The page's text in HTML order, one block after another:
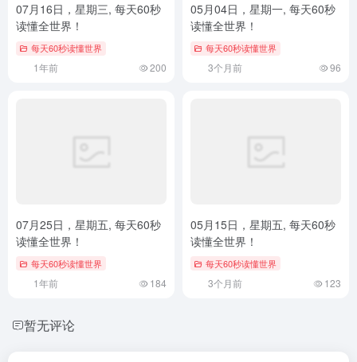
07月16日，星期三, 每天60秒
读懂全世界！
每天60秒读懂世界
1年前 200
05月04日，星期一, 每天60秒
读懂全世界！
每天60秒读懂世界
3个月前 96
07月25日，星期五, 每天60秒
读懂全世界！
每天60秒读懂世界
1年前 184
05月15日，星期五, 每天60秒
读懂全世界！
每天60秒读懂世界
3个月前 123
暂无评论